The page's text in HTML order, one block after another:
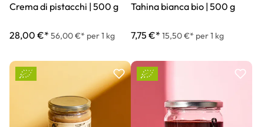
Crema di pistacchi | 500 g
28,00 €* 56,00 €* per 1 kg
Tahina bianca bio | 500 g
7,75 €* 15,50 €* per 1 kg